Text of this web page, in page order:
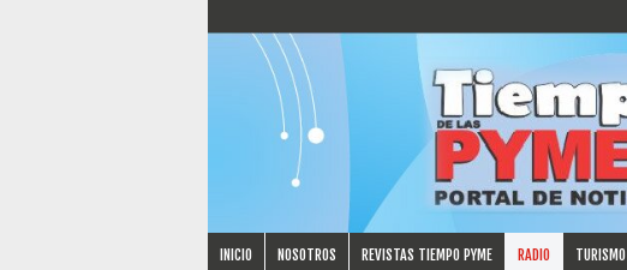
INICIO NOSOTROS REVISTAS TIEMPO PYME RADIO TURISMO